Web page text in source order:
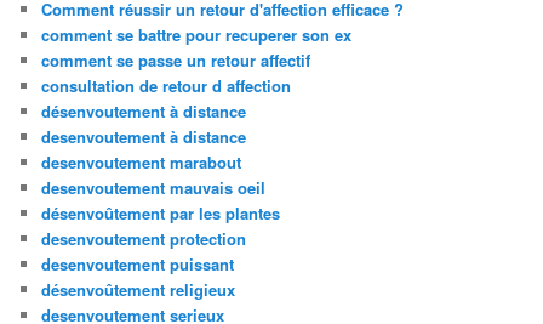
Comment réussir un retour d'affection efficace ?
comment se battre pour recuperer son ex
comment se passe un retour affectif
consultation de retour d affection
désenvoutement à distance
desenvoutement à distance
desenvoutement marabout
desenvoutement mauvais oeil
désenvoûtement par les plantes
desenvoutement protection
desenvoutement puissant
désenvoûtement religieux
desenvoutement serieux